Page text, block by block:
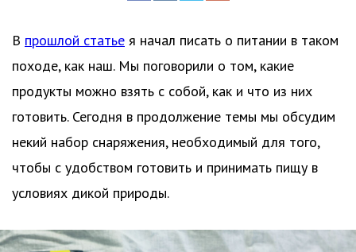
В прошлой статье я начал писать о питании в таком
походе, как наш. Мы поговорили о том, какие
продукты можно взять с собой, как и что из них
готовить. Сегодня в продолжение темы мы обсудим
некий набор снаряжения, необходимый для того,
чтобы с удобством готовить и принимать пищу в
условиях дикой природы.